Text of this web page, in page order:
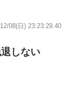
08(日) 23:23:29.40
しない